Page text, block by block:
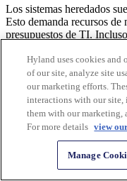
Los sistemas heredados
Esto demanda recursos
presupuestos de TI.
cubriendo principalmente
compatibilidad, con una
(si acaso alguna).
Desafío 2:
Los sistemas heredados a
de datos o protocolos de
son incompatibles con los
Hyland uses cookies and
of our site, analyze site
our marketing efforts.
interactions with our site,
them with our marketing,
For more details view
Manage